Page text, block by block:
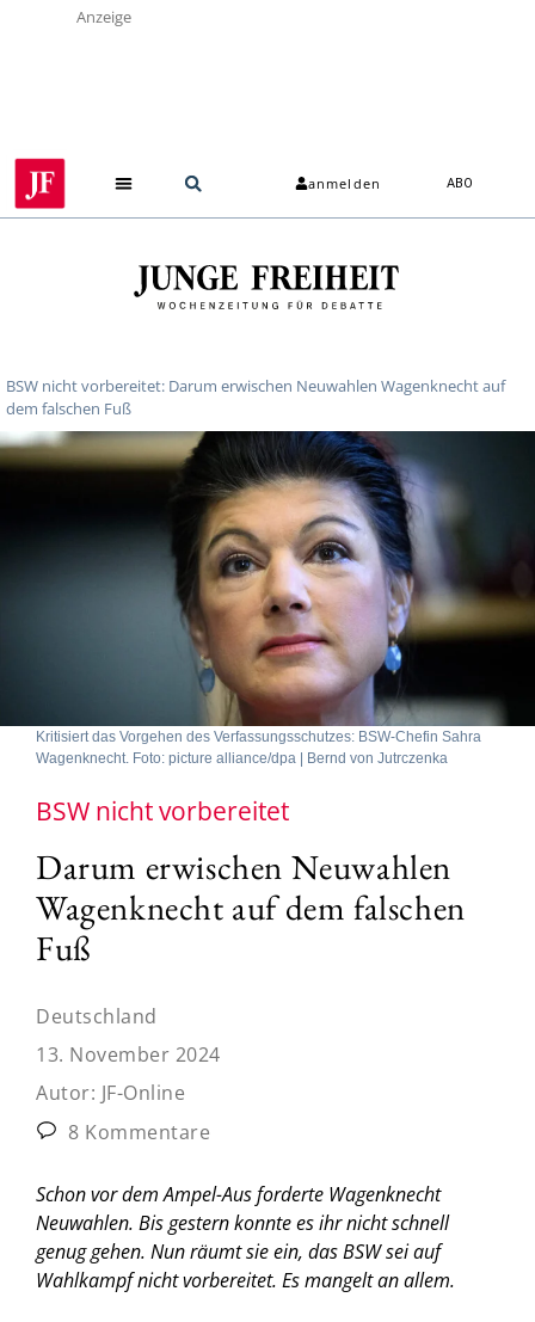
Anzeige
anmelden ABO
BSW nicht vorbereitet: Darum erwischen Neuwahlen Wagenknecht auf
dem falschen Fuß
Kritisiert das Vorgehen des Verfassungsschutzes: BSW-Chefin Sahra
Wagenknecht. Foto: picture alliance/dpa | Bernd von Jutrczenka
BSW nicht vorbereitet
Darum erwischen Neuwahlen
Wagenknecht auf dem falschen
Fuß
Deutschland
13. November 2024
Autor: JF-Online
8 Kommentare
Schon vor dem Ampel-Aus forderte Wagenknecht
Neuwahlen. Bis gestern konnte es ihr nicht schnell
genug gehen. Nun räumt sie ein, das BSW sei auf
Wahlkampf nicht vorbereitet. Es mangelt an allem.